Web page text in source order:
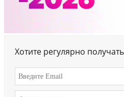
Хотите регулярно